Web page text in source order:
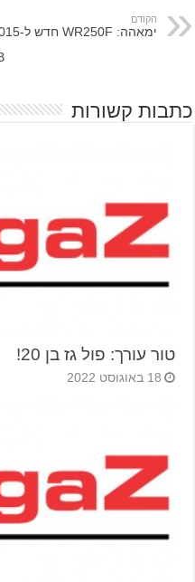
הקודם
ימאהה: WR250F חדש ל-2015
כתבות קשורות
טור עורך: פול גז בן 20!
18 באוגוסט 2022